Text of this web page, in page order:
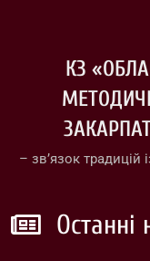
КЗ
– зв’язок традицій
Останні